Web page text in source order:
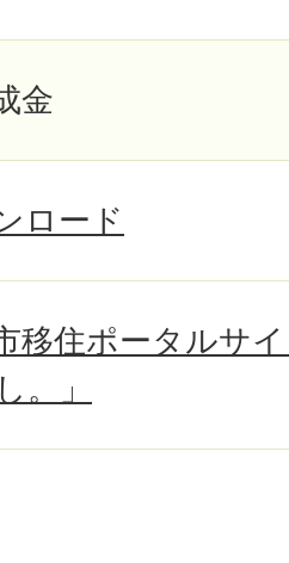
金
ロード
移住ポータルサ
。」